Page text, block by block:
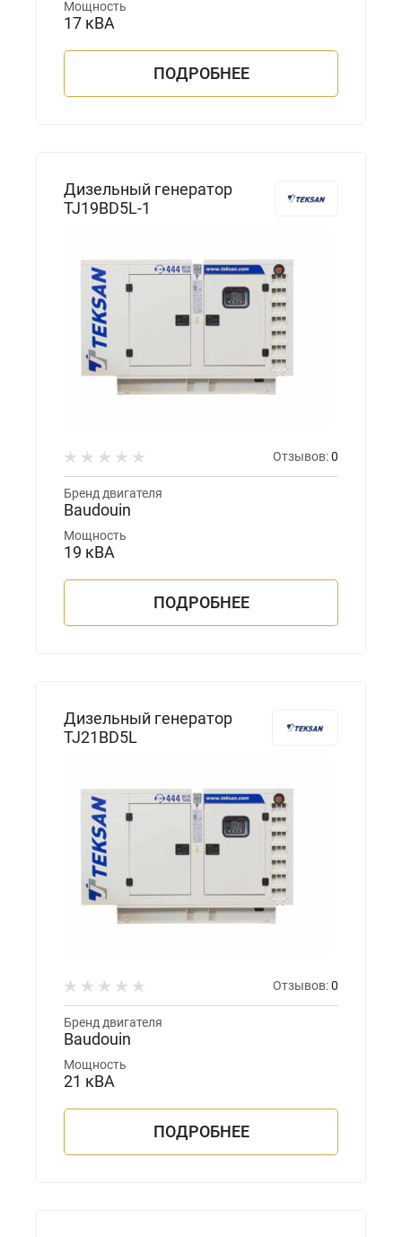
Мощность
17 кВА
ПОДРОБНЕЕ
Дизельный генератор
TJ19BD5L-1
Отзывов:0
Бренд двигателя
Baudouin
Мощность
19 кВА
ПОДРОБНЕЕ
Дизельный генератор
TJ21BD5L
Отзывов:0
Бренд двигателя
Baudouin
Мощность
21 кВА
ПОДРОБНЕЕ